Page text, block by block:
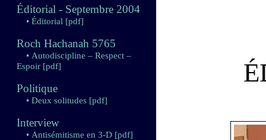
Éditorial - Septembre 2004
• Éditorial [pdf]
Roch Hachanah 5765
• Autodiscipline – Respect –
Espoir [pdf]
Politique
• Deux solitudes [pdf]
Interview
• Antisémitisme en 3-D [pdf]